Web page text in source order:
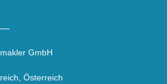
GmbH
Österreich